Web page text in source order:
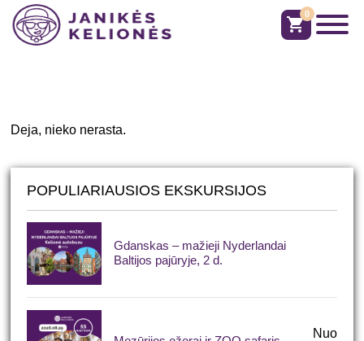
shopping_cart
0
Deja, nieko nerasta.
POPULIARIAUSIOS EKSKURSIJOS
Gdanskas – mažieji Nyderlandai
Baltijos pajūryje, 2 d.
Nuo